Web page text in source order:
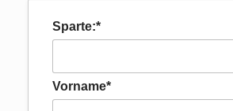
Sparte:*
Vorname*